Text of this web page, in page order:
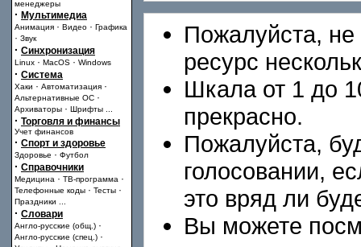
менеджеры
· Мультимедиа
Анимация · Видео · Графика
· Звук
· Синхронизация
Linux · MacOS · Windows
· Система
Хаки · Автоматизация ·
Альтернативные ОС ·
Архиваторы · Шрифты
· Торговля и финансы
Учет финансов
· Спорт и здоровье
Здоровье · Футбол
· Справочники
Медицина · ТВ-программа ·
Телефонные коды · Тесты ·
Праздники
· Словари
Англо-русские (общ.) ·
Англо-русские (спец.) ·
Пожалуйста, не
ресурс
Шкала от 1 до
прекрасно.
Пожалуйста,
голосовании,
это вряд ли
Вы можете